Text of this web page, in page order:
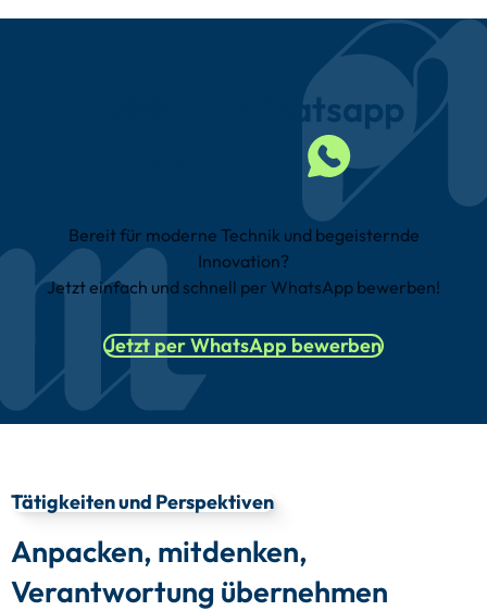
Whatsapp
Bereit für moderne Technik und begeisternde
Innovation?
Jetzt einfach und schnell per WhatsApp bewerben!
Jetzt per WhatsApp bewerben
Tätigkeiten und Perspektiven
Anpacken, mitdenken,
Verantwortung übernehmen